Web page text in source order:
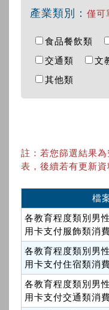
產業類別： 僅可
食品餐飲類
交通類
文
其他類
註：若您篩選結果
表，後續若有更新資
檔
各教育程度類別男
用卡支付服飾類消
各教育程度類別男
用卡支付住宿類消
各教育程度類別男
用卡支付交通類消